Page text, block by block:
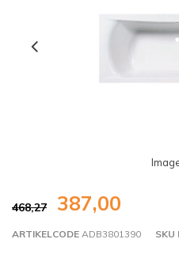
468,27 387,00
ARTIKELCODE ADB3801390 SKU